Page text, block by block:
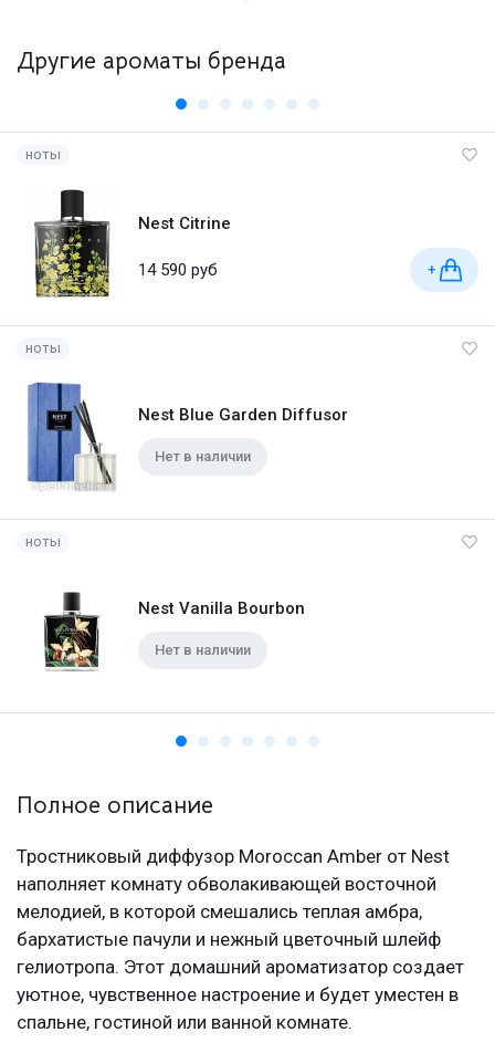
Другие ароматы бренда
ноты
Nest Citrine
14 590 руб +
ноты
Nest Blue Garden Diffusor
Нет в наличии
ноты
Nest Vanilla Bourbon
Нет в наличии
Полное описание
Тростниковый диффузор Moroccan Amber от Nest
наполняет комнату обволакивающей восточной
мелодией, в которой смешались теплая амбра,
бархатистые пачули и нежный цветочный шлейф
гелиотропа. Этот домашний ароматизатор создает
уютное, чувственное настроение и будет уместен в
спальне, гостиной или ванной комнате.